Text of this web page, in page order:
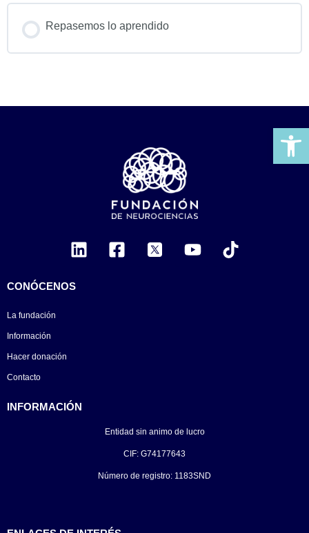
Repasemos lo aprendido
CONÓCENOS
La fundación
Información
Hacer donación
Contacto
INFORMACIÓN
Entidad sin animo de lucro
CIF: G74177643
Número de registro: 1183SND